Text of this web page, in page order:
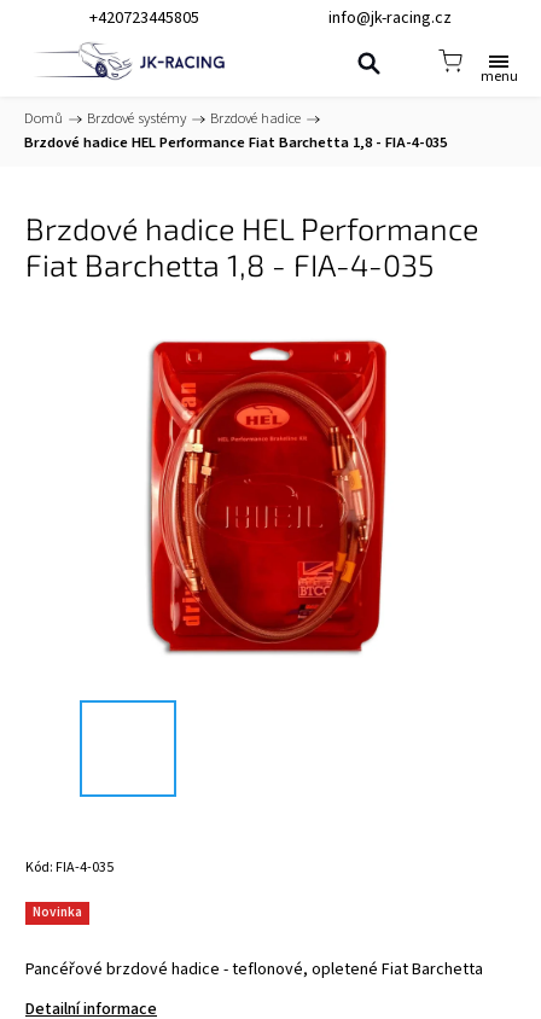
+420723445805 info@jk-racing.cz
Domů / Brzdové systémy / Brzdové hadice /
Brzdové hadice HEL Performance Fiat Barchetta 1,8 - FIA-4-035
Brzdové hadice HEL Performance
Fiat Barchetta 1,8 - FIA-4-035
Kód:FIA-4-035
Pancéřové brzdové hadice - teflonové, opletené Fiat Barchetta
Detailní informace
Novinka